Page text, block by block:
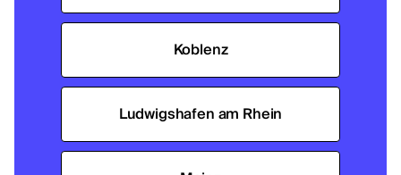
Koblenz
Ludwigshafen am Rhein